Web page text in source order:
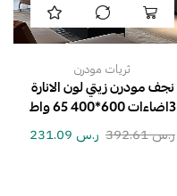
ثريات مودرن
نجف مودرن زيتي لون الانارة
3اضاءات 600*400 65 واط
ر.س392.61 ر.س